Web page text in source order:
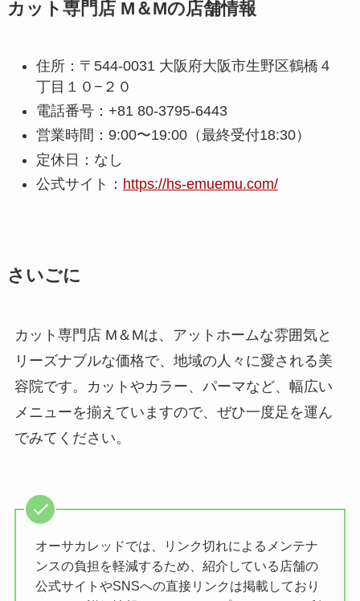
カット専門店 M＆Mの店舗情報
住所：〒544-0031 大阪府大阪市生野区鶴橋４
丁目１０−２０
電話番号：+81 80-3795-6443
営業時間：9:00〜19:00（最終受付18:30）
定休日：なし
公式サイト： https://hs-emuemu.com/
さいごに
カット専門店 M＆Mは、アットホームな雰囲気と
リーズナブルな価格で、地域の人々に愛される美
容院です。カットやカラー、パーマなど、幅広い
メニューを揃えていますので、ぜひ一度足を運ん
でみてください。
オーサカレッドでは、リンク切れによるメンテナ
ンスの負担を軽減するため、紹介している店舗の
公式サイトやSNSへの直接リンクは掲載しており